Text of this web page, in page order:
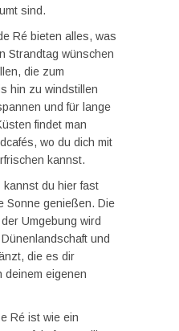
sind.
Ré bieten alles, was
Strandtag wünschen
die zum
hin zu windstillen
und für lange
findet man
wo du dich mit
kannst.
kannst du hier fast
Sonne genießen. Die
der Umgebung wird
und
die es dir
deinem eigenen
Ré ist wie ein